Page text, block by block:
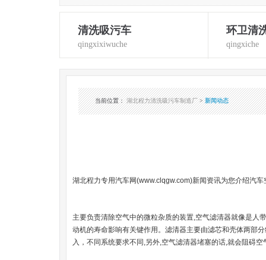
清洗吸污车
qingxixiwuche
环卫清
qingxiche
当前位置：湖北程力清洗吸污车制造厂>新闻动态
湖北程力专用汽车网(www.clqgw.com)新闻资讯为您介绍汽车
主要负责清除空气中的微粒杂质的装置,空气滤清器就像是人
动机的寿命影响有关键作用。滤清器主要由滤芯和壳体两部
入，不同系统要求不同,另外,空气滤清器堵塞的话,就会阻碍